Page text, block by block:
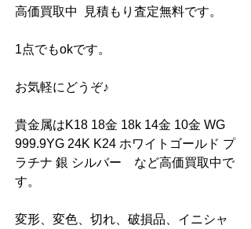
高価買取中  見積もり査定無料です。
1点でもokです。
お気軽にどうぞ♪
貴金属はK18 18金 18k 14金 10金 WG
999.9YG 24K K24 ホワイトゴールド プ
ラチナ 銀 シルバー　など高価買取中で
す。
変形、変色、切れ、破損品、イニシャ